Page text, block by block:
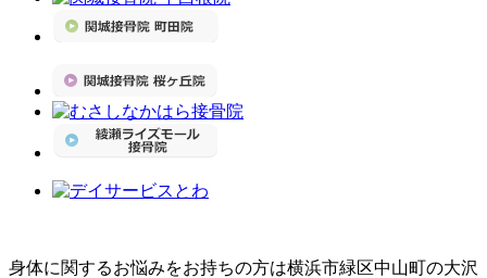
身体に関するお悩みをお持ちの方は横浜市緑区中山町の大沢